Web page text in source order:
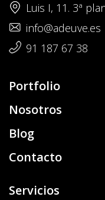
Luis I, 11. 3ª
info@adeuve.es
91 187 67 38
Portfolio
Nosotros
Blog
Contacto
Servicios